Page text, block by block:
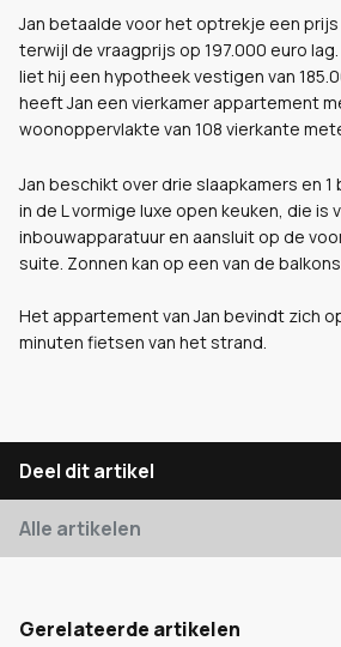
Jan betaalde voor het optrekje een prijs
terwijl de vraagprijs op 197.000 euro
liet hij een hypotheek vestigen van
heeft Jan een vierkamer appartement
woonoppervlakte van 108 vierkante
Jan beschikt over drie slaapkamers en 1
in de L vormige luxe open keuken, die is
inbouwapparatuur en aansluit op de
suite. Zonnen kan op een van de
Het appartement van Jan bevindt zich
minuten fietsen van het strand.
Deel dit artikel
Alle artikelen
Gerelateerde artikelen